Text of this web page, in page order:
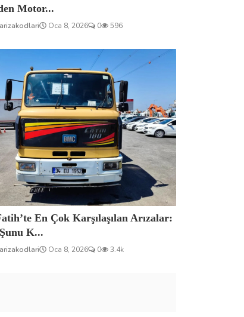
Motor...
Oca 8, 2026 0 596
En Çok Karşılaşılan Arızalar:
K...
Oca 8, 2026 0 3.4k